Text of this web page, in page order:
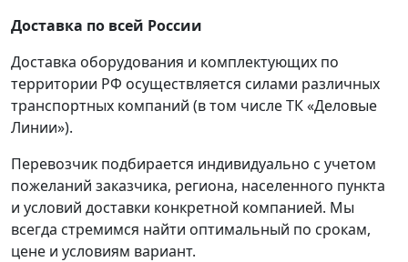
Доставка по всей России
Доставка оборудования и комплектующих по
территории РФ осуществляется силами различных
транспортных компаний (в том числе ТК «Деловые
Линии»).
Перевозчик подбирается индивидуально с учетом
пожеланий заказчика, региона, населенного пункта
и условий доставки конкретной компанией. Мы
всегда стремимся найти оптимальный по срокам,
цене и условиям вариант.